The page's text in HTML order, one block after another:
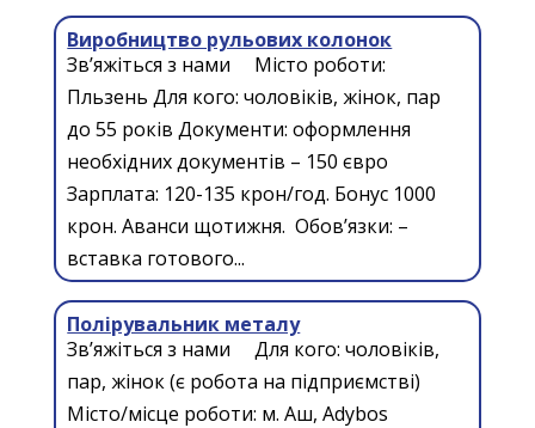
Виробництво рульових колонок
Зв’яжіться з нами Місто роботи:
Пльзень Для кого: чоловіків, жінок, пар
до 55 років Документи: оформлення
необхідних документів – 150 євро
Зарплата: 120-135 крон/год. Бонус 1000
крон. Аванси щотижня. Обов’язки: –
вставка готового...
Полірувальник металу
Зв’яжіться з нами Для кого: чоловіків,
пар, жінок (є робота на підприємстві)
Місто/місце роботи: м. Аш, Adybos